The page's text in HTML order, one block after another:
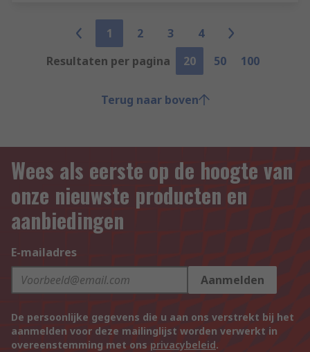
1 2 3
4
Resultaten per pagina
20 50 100
Terug naar boven
Wees als eerste op de hoogte van
onze nieuwste producten en
aanbiedingen
E-mailadres
Aanmelden
De persoonlijke gegevens die u aan ons verstrekt bij het
aanmelden voor deze mailinglijst worden verwerkt in
overeenstemming met ons privacybeleid.